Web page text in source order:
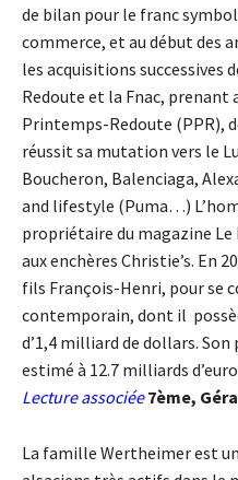
de bilan pour le franc
commerce, et au début des
les acquisitions successives
Redoute et la Fnac,
Printemps-Redoute (PPR),
réussit sa mutation vers le
Boucheron, Balenciaga,
and lifestyle (Puma…)
propriétaire du magazine
aux enchères Christie’s. En
fils François-Henri, pour se
contemporain, dont il
d’1,4 milliard de dollars.
estimé à 12.7 milliards
Lecture associée7ème,
La famille Wertheimer est